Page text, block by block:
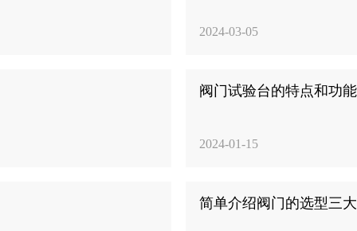
2024-03-05
阀门试验台的特点和功能
2024-01-15
简单介绍阀门的选型三